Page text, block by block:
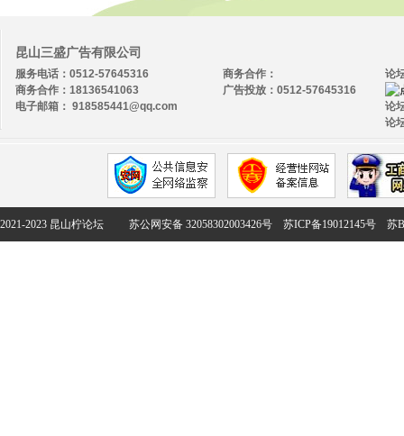
昆山三盛广告有限公司
服务电话：0512-57645316
商务合作：18136541063
电子邮箱： 918585441@qq.com
论
论
论
商务合作：
广告投放：0512-57645316
2021-2023 昆山柠论坛 苏公网安备 32058302003426号 苏ICP备19012145号 苏